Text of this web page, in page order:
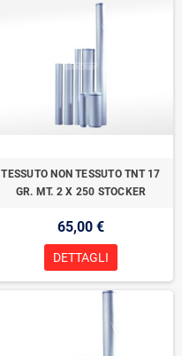
TESSUTO NON TESSUTO TNT 17
GR. MT. 2 X 250 STOCKER
65,00 €
DETTAGLI